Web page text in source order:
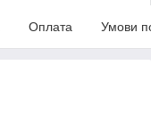
Оплата Умови